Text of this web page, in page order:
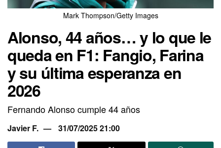
Mark Thompson/Getty Images
Alonso, 44 años… y lo que le
queda en F1: Fangio, Farina
y su última esperanza en
2026
Fernando Alonso cumple 44 años
Javier F. 31/07/2025 21:00